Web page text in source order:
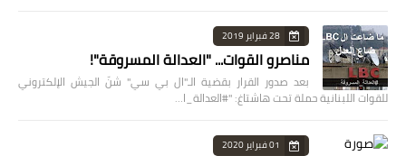
28 فبراير 2019
مناصرو القوات... "العدالة المسروقة"!
بعد صدور القرار بقضية الـ"ال بي سي" شنّ الجيش الإلكتروني
للقوات اللبنانية حملة تحت هاشتاغ: "#العدالة_ا…
01 فبراير 2020